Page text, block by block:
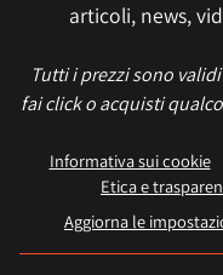
articoli, news,
Tutti i prezzi sono
fai click o acquisti
Informativa sui cookie
Etica e
Aggiorna le